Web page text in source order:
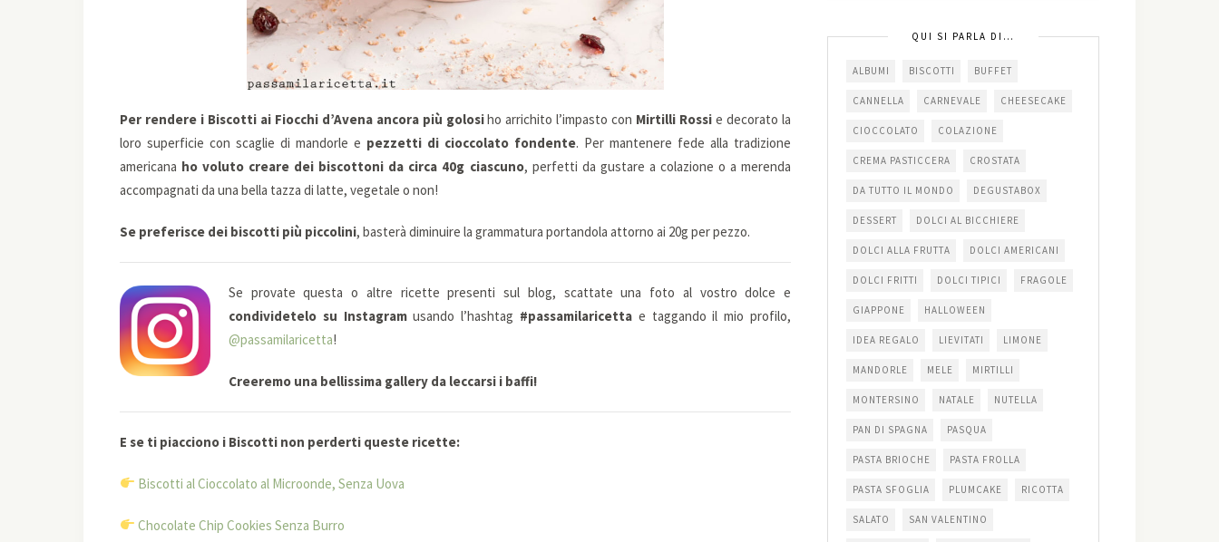
Per rendere i Biscotti ai Fiocchi d’Avena ancora più golosiho arrichito l’impasto con Mirtilli Rossi e decorato la
loro superficie con scaglie di mandorle e pezzetti di cioccolato fondente. Per mantenere fede alla tradizione
americana ho voluto creare dei biscottoni da circa 40g ciascuno, perfetti da gustare a colazione o a merenda
accompagnati da una bella tazza di latte, vegetale o non!
Se preferisce dei biscotti più piccolini, basterà diminuire la grammatura portandola attorno ai 20g per pezzo.
Se provate questa o altre ricette presenti sul blog, scattate una foto al vostro dolce e
condividetelo su Instagramusando l’hashtag #passamilaricetta e taggando il mio profilo,
@passamilaricetta!
Creeremo una bellissima gallery da leccarsi i baffi!
E se ti piacciono i Biscotti non perderti queste ricette:
Biscotti al Cioccolato al Microonde, Senza Uova
Chocolate Chip Cookies Senza Burro
QUI SI PARLA DI…
ALBUMI BISCOTTI BUFFET
CANNELLA CARNEVALE CHEESECAKE
CIOCCOLATO COLAZIONE
CREMA PASTICCERA CROSTATA
DA TUTTO IL MONDO DEGUSTABOX
DESSERT DOLCI AL BICCHIERE
DOLCI ALLA FRUTTA DOLCI AMERICANI
DOLCI FRITTI DOLCI TIPICI FRAGOLE
GIAPPONE HALLOWEEN
IDEA REGALO LIEVITATI LIMONE
MANDORLE MELE MIRTILLI
MONTERSINO NATALE NUTELLA
PAN DI SPAGNA PASQUA
PASTA BRIOCHE PASTA FROLLA
PASTA SFOGLIA PLUMCAKE RICOTTA
SALATO SAN VALENTINO